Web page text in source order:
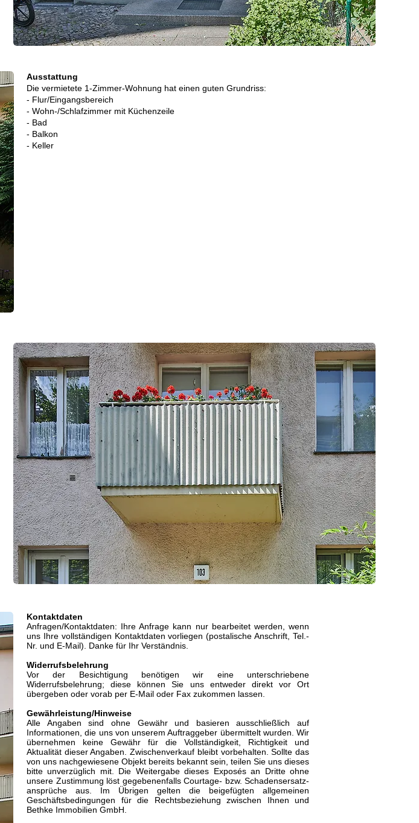
Ausstattung
Die vermietete 1-Zimmer-Wohnung hat einen guten Grundriss:
- Flur/Eingangsbereich
- Wohn-/Schlafzimmer mit Küchenzeile
- Bad
- Balkon
- Keller
Kontaktdaten
Anfragen/Kontaktdaten: Ihre Anfrage kann nur bearbeitet werden, wenn
uns Ihre vollständigen Kontaktdaten vorliegen (postalische Anschrift, Tel.-
Nr. und E-Mail). Danke für Ihr Verständnis.
Widerrufsbelehrung
Vor der Besichtigung benötigen wir eine unterschriebene
Widerrufsbelehrung; diese können Sie uns entweder direkt vor Ort
übergeben oder vorab per E-Mail oder Fax zukommen lassen.
Gewährleistung/Hinweise
Alle Angaben sind ohne Gewähr und basieren ausschließlich auf
Informationen, die uns von unserem Auftraggeber übermittelt wurden. Wir
übernehmen keine Gewähr für die Vollständigkeit, Richtigkeit und
Aktualität dieser Angaben. Zwischenverkauf bleibt vorbehalten. Sollte das
von uns nachgewiesene Objekt bereits bekannt sein, teilen Sie uns dieses
bitte unverzüglich mit. Die Weitergabe dieses Exposés an Dritte ohne
unsere Zustimmung löst gegebenenfalls Courtage- bzw. Schadensersatz-
ansprüche aus. Im Übrigen gelten die beigefügten allgemeinen
Geschäftsbedingungen für die Rechtsbeziehung zwischen Ihnen und
Bethke Immobilien GmbH.